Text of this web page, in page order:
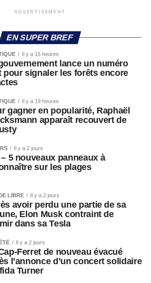
ADVERTISEMENT
EN SUPER BREF
Il y a 15 heures
lance un numéro
pour signaler les forêts encore
Il y a 19 heures
gagner en popularité, Raphaël
apparaît recouvert de
Il y a 2 jours
– 5 nouveaux panneaux à
sur les plages
LIBRE Il y a 2 jours
avoir perdu une partie de sa
Elon Musk contraint de
dans sa Tesla
Il y a 2 jours
Ferret de nouveau évacué
l’annonce d’un concert solidaire
Turner